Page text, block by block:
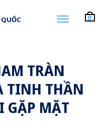
0
TRÀN
TINH THẦN
GẶP MẶT